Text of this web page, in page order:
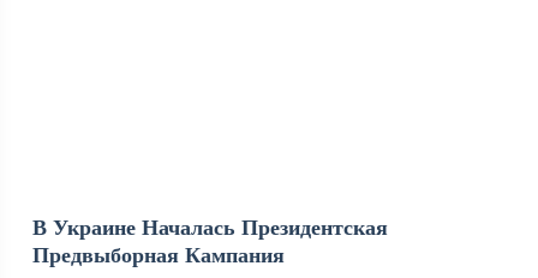
В Украине Началась Президентская
Предвыборная Кампания